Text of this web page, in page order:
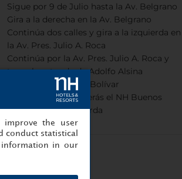
Sigue por 9 de Julio hasta la Av. Belgrano
Gira a la derecha en la Av. Belgrano
Continúa dos calles y gira a la izquierda en
la Av. Pres. Julio A. Roca
Continúa por la Av. Pres. Julio A. Roca y
toma la rotonda de Adolfo Alsina
Gira a la derecha en Bolívar
Continúa 500 m y verás el NH Buenos
Aires City a la izquierda
the user
conduct statistical
in our